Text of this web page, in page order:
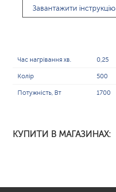
Завантажити інструкцію
Час нагрівання хв. 0,25
Колір 500
Потужність, Вт 1700
КУПИТИ В МАГАЗИНАХ: